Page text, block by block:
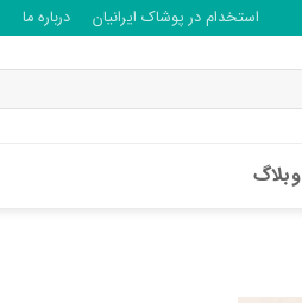
استخدام در پوشاک ایرانیان درباره ما
وبلاگ